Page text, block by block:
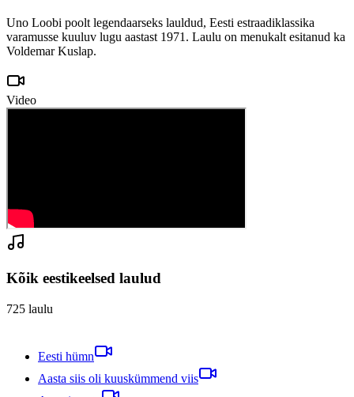
Uno Loobi poolt legendaarseks lauldud, Eesti estraadiklassika
varamusse kuuluv lugu aastast 1971. Laulu on menukalt esitanud ka
Voldemar Kuslap.
Video
Kõik eestikeelsed laulud
725 laulu
Eesti hümn
Aasta siis oli kuuskümmend viis